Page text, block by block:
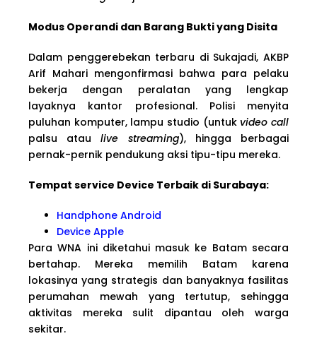
Modus Operandi dan Barang Bukti yang Disita
Dalam penggerebekan terbaru di Sukajadi, AKBP
Arif Mahari mengonfirmasi bahwa para pelaku
bekerja dengan peralatan yang lengkap
layaknya kantor profesional. Polisi menyita
puluhan komputer, lampu studio (untukvideo call
palsu ataulive streaming), hingga berbagai
pernak-pernik pendukung aksi tipu-tipu mereka.
Tempat service Device Terbaik di Surabaya:
Handphone Android
Device Apple
Para WNA ini diketahui masuk ke Batam secara
bertahap. Mereka memilih Batam karena
lokasinya yang strategis dan banyaknya fasilitas
perumahan mewah yang tertutup, sehingga
aktivitas mereka sulit dipantau oleh warga
sekitar.